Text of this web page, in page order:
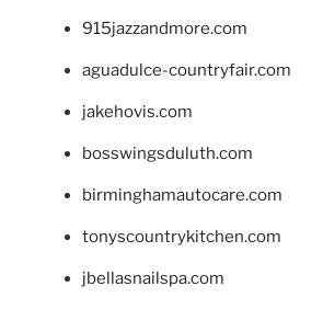
915jazzandmore.com
aguadulce-countryfair.com
jakehovis.com
bosswingsduluth.com
birminghamautocare.com
tonyscountrykitchen.com
jbellasnailspa.com